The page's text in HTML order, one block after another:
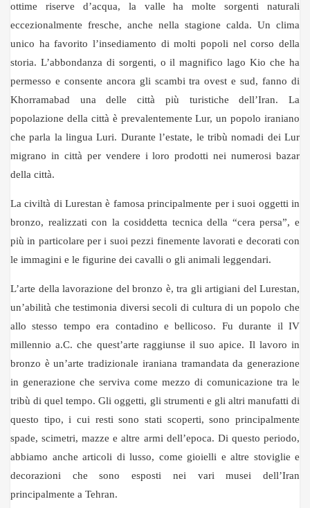
ottime riserve d’acqua, la valle ha molte sorgenti naturali
eccezionalmente fresche, anche nella stagione calda. Un clima
unico ha favorito l’insediamento di molti popoli nel corso della
storia. L’abbondanza di sorgenti, o il magnifico lago Kio che ha
permesso e consente ancora gli scambi tra ovest e sud, fanno di
Khorramabad una delle città più turistiche dell’Iran. La
popolazione della città è prevalentemente Lur, un popolo iraniano
che parla la lingua Luri. Durante l’estate, le tribù nomadi dei Lur
migrano in città per vendere i loro prodotti nei numerosi bazar
della città.
La civiltà di Lurestan è famosa principalmente per i suoi oggetti in
bronzo, realizzati con la cosiddetta tecnica della “cera persa”, e
più in particolare per i suoi pezzi finemente lavorati e decorati con
le immagini e le figurine dei cavalli o gli animali leggendari.
L’arte della lavorazione del bronzo è, tra gli artigiani del Lurestan,
un’abilità che testimonia diversi secoli di cultura di un popolo che
allo stesso tempo era contadino e bellicoso. Fu durante il IV
millennio a.C. che quest’arte raggiunse il suo apice. Il lavoro in
bronzo è un’arte tradizionale iraniana tramandata da generazione
in generazione che serviva come mezzo di comunicazione tra le
tribù di quel tempo. Gli oggetti, gli strumenti e gli altri manufatti di
questo tipo, i cui resti sono stati scoperti, sono principalmente
spade, scimetri, mazze e altre armi dell’epoca. Di questo periodo,
abbiamo anche articoli di lusso, come gioielli e altre stoviglie e
decorazioni che sono esposti nei vari musei dell’Iran
principalmente a Tehran.